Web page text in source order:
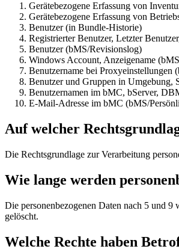
Gerätebezogene Erfassung von
Gerätebezogene Erfassung von
Benutzer (in Bundle-Historie)
Registrierter Benutzer, Letzter
Benutzer (bMS/Revisionslog)
Windows Account, Anzeigename
Benutzername bei Proxyeinstellungen
Benutzer und Gruppen in Umgebung,
Benutzernamen im bMC, bServer,
E-Mail-Adresse im bMC (bMS/
Auf welcher
Die Rechtsgrundlage zur Verarbeitung
Wie lange werden
Die personenbezogenen Daten nach 5 und
gelöscht.
Welche Rechte haben